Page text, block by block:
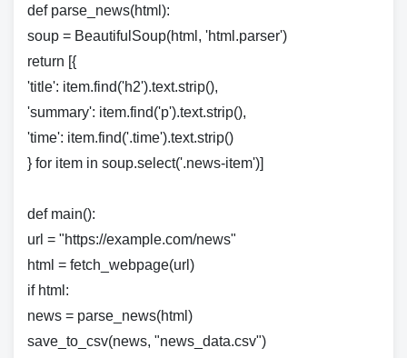
def parse_news(html):
soup = BeautifulSoup(html, 'html.parser')
return [{
'title': item.find('h2').text.strip(),
'summary': item.find('p').text.strip(),
'time': item.find('.time').text.strip()
} for item in soup.select('.news-item')]
def main():
url = "https://example.com/news"
html = fetch_webpage(url)
if html:
news = parse_news(html)
save_to_csv(news, "news_data.csv")